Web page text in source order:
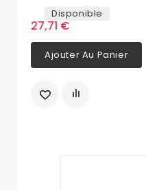
Disponible
27,71 €
Ajouter Au Panier